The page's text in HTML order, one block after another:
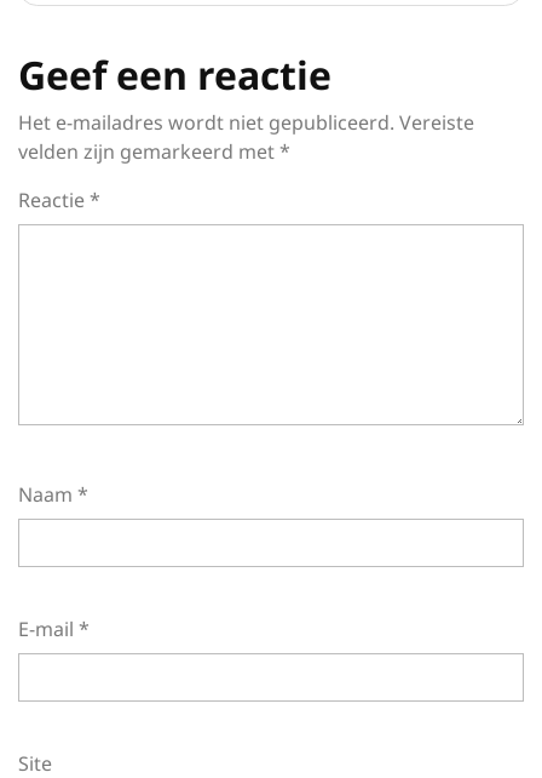
Geef een reactie
Het e-mailadres wordt niet gepubliceerd. Vereiste
velden zijn gemarkeerd met*
Reactie*
Naam *
E-mail *
Site